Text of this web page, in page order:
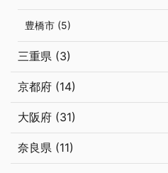
豊橋市 (5)
三重県 (3)
京都府 (14)
大阪府 (31)
奈良県 (11)